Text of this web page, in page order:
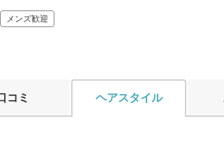
メンズ歓迎
コミ ヘアスタイル